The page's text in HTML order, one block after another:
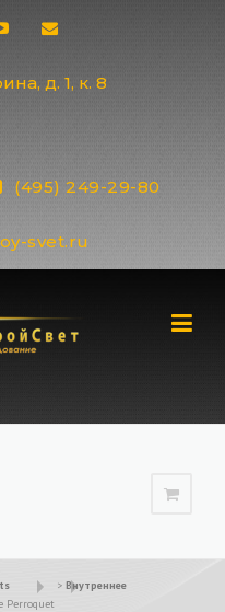
д. 1, к. 8
(495) 249-29-80
svet.ru
> Внутреннее
Perroquet